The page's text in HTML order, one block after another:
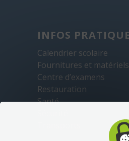
INFOS
Calendrier scolaire
Fournitures et matériels
Centre d’examens
Restauration
Santé